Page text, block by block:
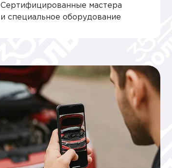
Сертифицированные мастера
и специальное оборудование